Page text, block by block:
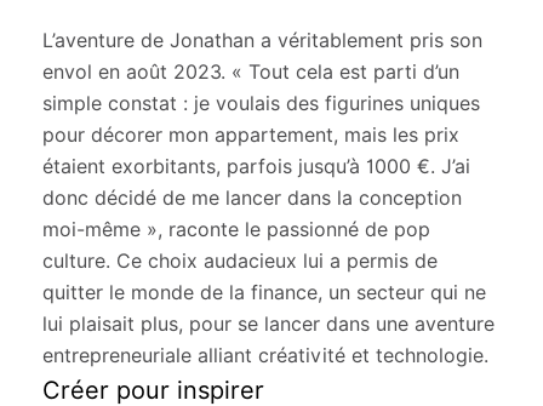
L’aventure de Jonathan a véritablement pris son
envol en août 2023. « Tout cela est parti d’un
simple constat : je voulais des figurines uniques
pour décorer mon appartement, mais les prix
étaient exorbitants, parfois jusqu’à 1000 €. J’ai
donc décidé de me lancer dans la conception
moi-même », raconte le passionné de pop
culture. Ce choix audacieux lui a permis de
quitter le monde de la finance, un secteur qui ne
lui plaisait plus, pour se lancer dans une aventure
entrepreneuriale alliant créativité et technologie.
Créer pour inspirer